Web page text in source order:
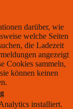
darüber, wie
welche Seiten
die Ladezeit
angezeigt
Cookies sammeln,
können keinen
installiert.